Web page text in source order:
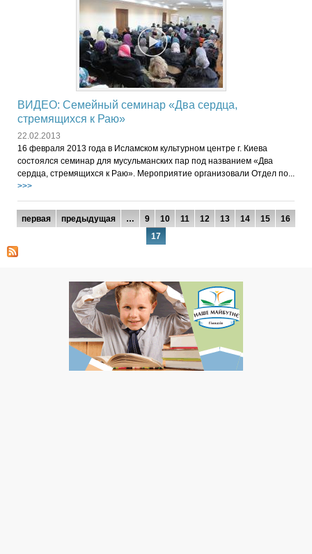
ВИДЕО: Семейный семинар «Два сердца,
стремящихся к Раю»
22.02.2013
16 февраля 2013 года в Исламском культурном центре г. Киева
состоялся семинар для мусульманских пар под названием «Два
сердца, стремящихся к Раю». Мероприятие организовали Отдел по...
>>>
Страницы
первая предыдущая … 9 10 11 12 13 14 15
16
17